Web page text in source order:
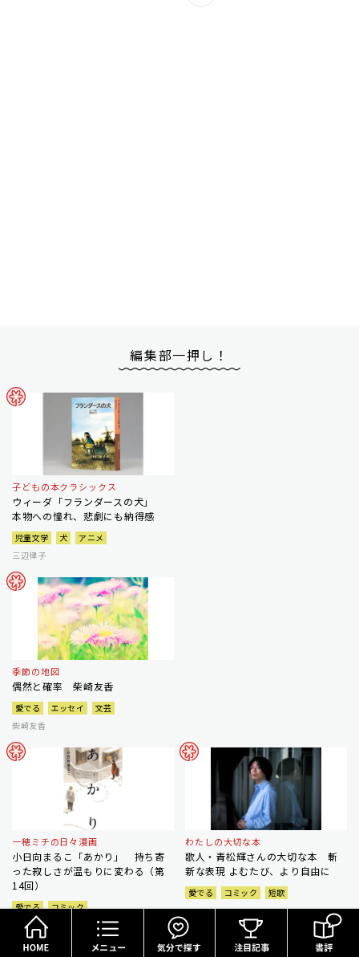
編集部一押し！
子どもの本クラシックス
ウィーダ「フランダースの犬」
本物への憧れ、悲劇にも納得感
児童文学 犬
アニメ
三辺律子
季節の地図
偶然と確率 柴崎友香
愛でる エッセイ
文芸
柴崎友香
一穂ミチの日々漫画
小日向まるこ「あかり」 持ち寄
った寂しさが温もりに変わる（第
14回）
愛でる
コミック
一穂ミチ
わたしの大切な本
歌人・青松輝さんの大切な本 斬
新な表現 よむたび、より自由に
愛でる コミック 短歌